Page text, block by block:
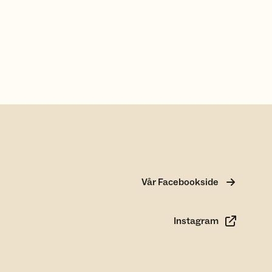
Vår Facebookside
Instagram